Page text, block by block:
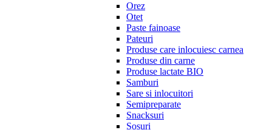
Orez
Otet
Paste fainoase
Pateuri
Produse care inlocuiesc carnea
Produse din carne
Produse lactate BIO
Samburi
Sare si inlocuitori
Semipreparate
Snacksuri
Sosuri